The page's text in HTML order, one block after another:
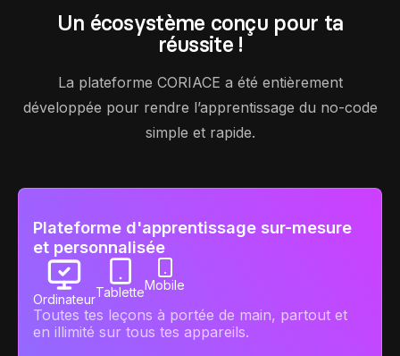
Un écosystème conçu pour ta
réussite !
La plateforme CORIACE a été entièrement
développée pour rendre l’apprentissage du no-code
simple et rapide.
Plateforme d'apprentissage sur-mesure
et personnalisée
OrdinateurTabletteMobile
Toutes tes leçons à portée de main, partout et
en illimité sur tous tes appareils.